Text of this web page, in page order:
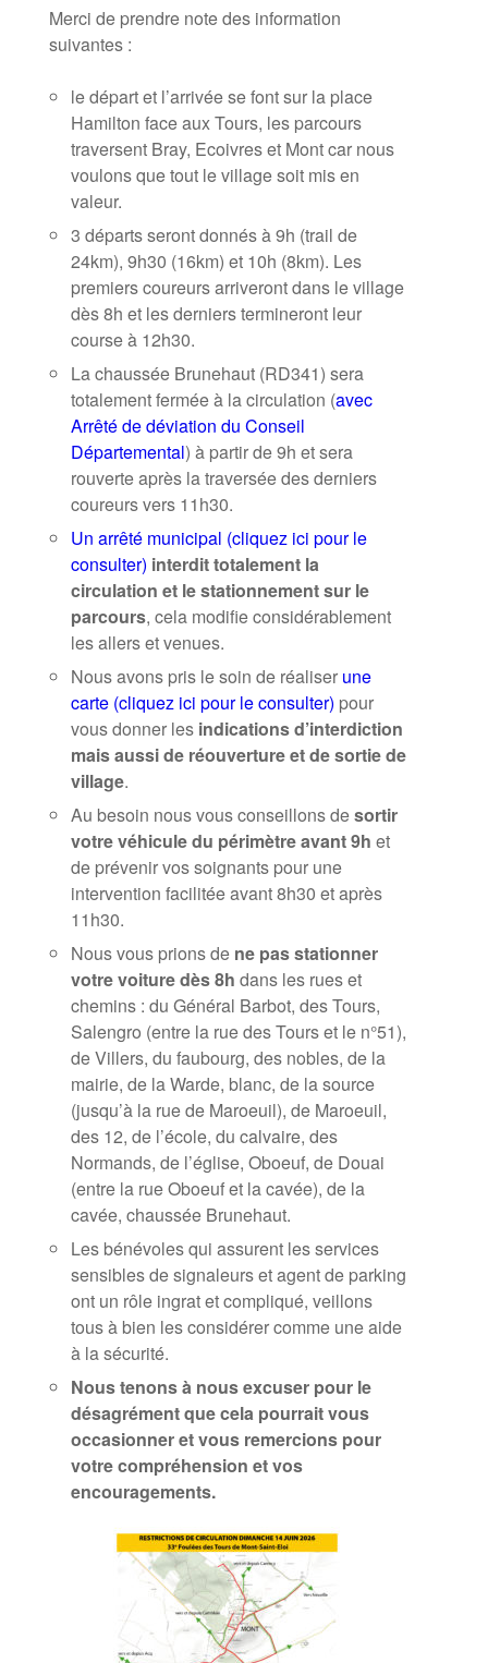
Merci de prendre note des information
suivantes :
le départ et l’arrivée se font sur la place
Hamilton face aux Tours, les parcours
traversent Bray, Ecoivres et Mont car nous
voulons que tout le village soit mis en
valeur.
3 départs seront donnés à 9h (trail de
24km), 9h30 (16km) et 10h (8km). Les
premiers coureurs arriveront dans le village
dès 8h et les derniers termineront leur
course à 12h30.
La chaussée Brunehaut (RD341) sera
totalement fermée à la circulation (avec
Arrêté de déviation du Conseil
Départemental) à partir de 9h et sera
rouverte après la traversée des derniers
coureurs vers 11h30.
Un arrêté municipal (cliquez ici pour le
consulter) interdit totalement la
circulation et le stationnement sur le
parcours, cela modifie considérablement
les allers et venues.
Nous avons pris le soin de réaliser une
carte (cliquez ici pour le consulter) pour
vous donner les indications d’interdiction
mais aussi de réouverture et de sortie de
village.
Au besoin nous vous conseillons desortir
votre véhicule du périmètre avant 9h et
de prévenir vos soignants pour une
intervention facilitée avant 8h30 et après
11h30.
Nous vous prions de ne pas stationner
votre voiture dès 8h dans les rues et
chemins : du Général Barbot, des Tours,
Salengro (entre la rue des Tours et le n°51),
de Villers, du faubourg, des nobles, de la
mairie, de la Warde, blanc, de la source
(jusqu’à la rue de Maroeuil), de Maroeuil,
des 12, de l’école, du calvaire, des
Normands, de l’église, Oboeuf, de Douai
(entre la rue Oboeuf et la cavée), de la
cavée, chaussée Brunehaut.
Les bénévoles qui assurent les services
sensibles de signaleurs et agent de parking
ont un rôle ingrat et compliqué, veillons
tous à bien les considérer comme une aide
à la sécurité.
Nous tenons à nous excuser pour le
désagrément que cela pourrait vous
occasionner et vous remercions pour
votre compréhension et vos
encouragements.